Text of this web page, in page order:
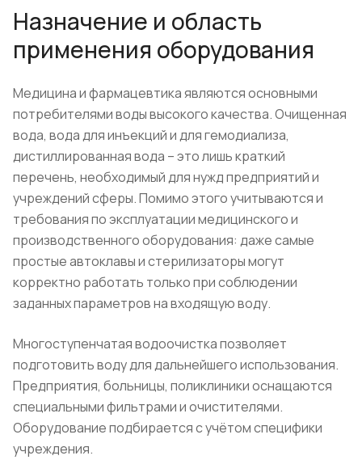
Назначение и область
применения оборудования
Медицина и фармацевтика являются основными
потребителями воды высокого качества. Очищенная
вода, вода для инъекций и для гемодиализа,
дистиллированная вода – это лишь краткий
перечень, необходимый для нужд предприятий и
учреждений сферы. Помимо этого учитываются и
требования по эксплуатации медицинского и
производственного оборудования: даже самые
простые автоклавы и стерилизаторы могут
корректно работать только при соблюдении
заданных параметров на входящую воду.
Многоступенчатая водоочистка позволяет
подготовить воду для дальнейшего использования.
Предприятия, больницы, поликлиники оснащаются
специальными фильтрами и очистителями.
Оборудование подбирается с учётом специфики
учреждения.